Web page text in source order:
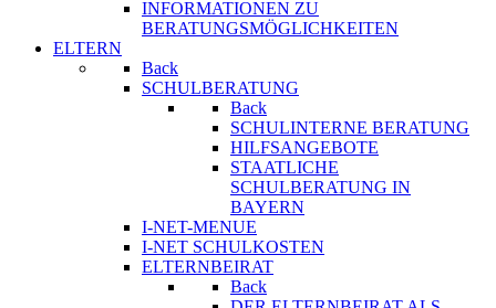
INFORMATIONEN ZU
BERATUNGSMÖGLICHKEITEN
ELTERN
Back
SCHULBERATUNG
Back
SCHULINTERNE BERATUNG
HILFSANGEBOTE
STAATLICHE
SCHULBERATUNG IN
BAYERN
I-NET-MENUE
I-NET SCHULKOSTEN
ELTERNBEIRAT
Back